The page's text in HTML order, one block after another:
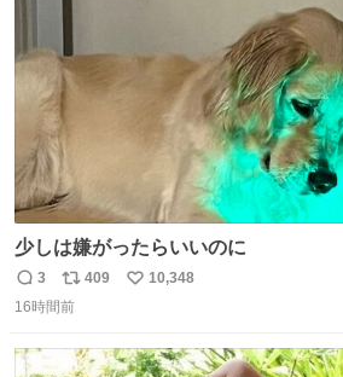
少しは嫌がったらいいのに
返
信
3
リ
ポ
ト
409
い
数
10,348
16時間前